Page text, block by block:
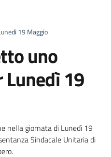
19 Maggio
uno
Lunedì 19
nella giornata di Lunedì 19
Sindacale Unitaria di